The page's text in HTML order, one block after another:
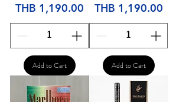
Price
THB 1,190.00
Add to Cart
Price
THB 1,190.00
Add to Cart